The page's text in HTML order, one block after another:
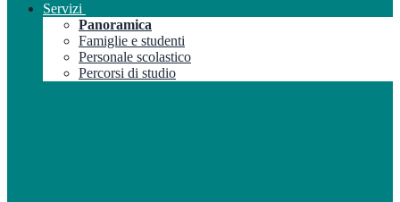
Servizi
Panoramica
Famiglie e studenti
Personale scolastico
Percorsi di studio